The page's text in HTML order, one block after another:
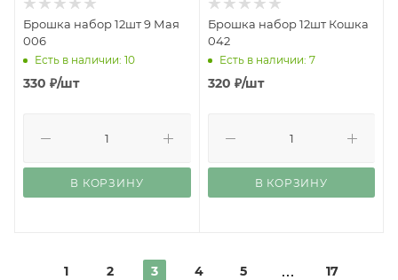
Брошка набор 12шт 9 Мая
006
Есть в наличии: 10
330 ₽/шт
В КОРЗИНУ
Брошка набор 12шт Кошка
042
Есть в наличии: 7
320 ₽/шт
В КОРЗИНУ
1 2 3 4 5 17